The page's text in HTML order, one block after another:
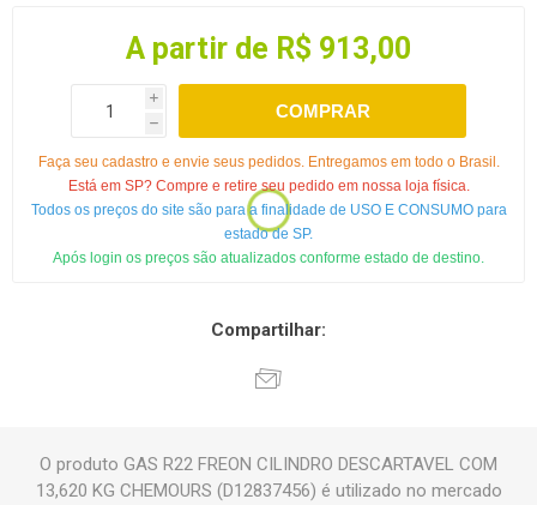
A partir de R$ 913,00
i
h
COMPRAR
Faça seu cadastro e envie seus pedidos. Entregamos em todo o Brasil.
Está em SP? Compre e retire seu pedido em nossa loja física.
Todos os preços do site são para a finalidade de USO E CONSUMO para
estado de SP.
Após login os preços são atualizados conforme estado de destino.
Compartilhar:
O produto GAS R22 FREON CILINDRO DESCARTAVEL COM
13,620 KG CHEMOURS (D12837456) é utilizado no mercado